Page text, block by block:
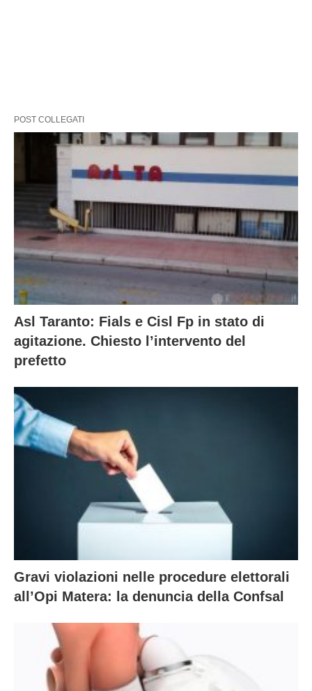
POST COLLEGATI
Asl Taranto: Fials e Cisl Fp in stato di
agitazione. Chiesto l’intervento del
prefetto
Gravi violazioni nelle procedure elettorali
all’Opi Matera: la denuncia della Confsal